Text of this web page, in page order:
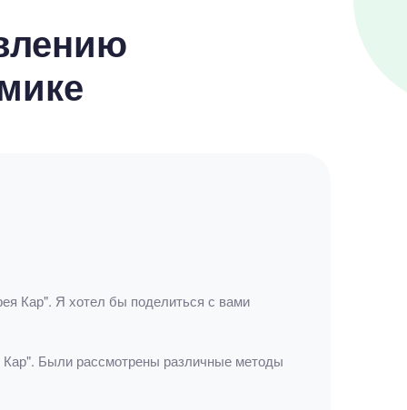
Кар". Я хотел бы поделиться с вами
Были рассмотрены различные методы